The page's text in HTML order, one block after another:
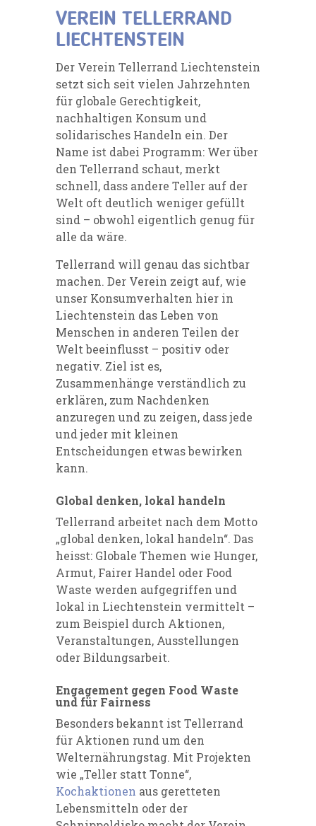
VEREIN TELLERRAND
LIECHTENSTEIN
Der Verein Tellerrand Liechtenstein
setzt sich seit vielen Jahrzehnten
für globale Gerechtigkeit,
nachhaltigen Konsum und
solidarisches Handeln ein. Der
Name ist dabei Programm: Wer über
den Tellerrand schaut, merkt
schnell, dass andere Teller auf der
Welt oft deutlich weniger gefüllt
sind – obwohl eigentlich genug für
alle da wäre.
Tellerrand will genau das sichtbar
machen. Der Verein zeigt auf, wie
unser Konsumverhalten hier in
Liechtenstein das Leben von
Menschen in anderen Teilen der
Welt beeinflusst – positiv oder
negativ. Ziel ist es,
Zusammenhänge verständlich zu
erklären, zum Nachdenken
anzuregen und zu zeigen, dass jede
und jeder mit kleinen
Entscheidungen etwas bewirken
kann.
Global denken, lokal handeln
Tellerrand arbeitet nach dem Motto
„global denken, lokal handeln“. Das
heisst: Globale Themen wie Hunger,
Armut, Fairer Handel oder Food
Waste werden aufgegriffen und
lokal in Liechtenstein vermittelt –
zum Beispiel durch Aktionen,
Veranstaltungen, Ausstellungen
oder Bildungsarbeit.
Engagement gegen Food Waste
und für Fairness
Besonders bekannt ist Tellerrand
für Aktionen rund um den
Welternährungstag. Mit Projekten
wie „Teller statt Tonne“,
Kochaktionen aus geretteten
Lebensmitteln oder der